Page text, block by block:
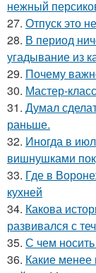
нежный
27. Отпуск это
28. В период
угадывание из
29. Почему
30. Мастер-
31. Думал
раньше.
32. Иногда в
вишнушками
33. Где в
кухней
34. Какова
развивался с
35. С чем
36. Какие